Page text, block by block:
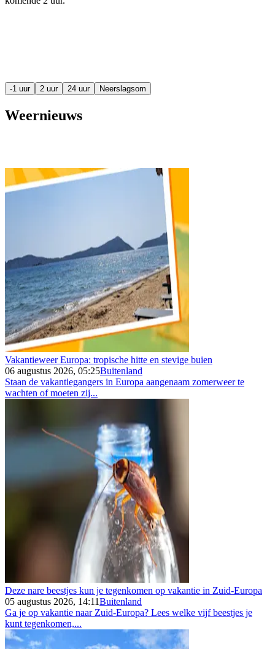
-1 uur 2 uur 24 uur Neerslagsom
Weernieuws
Vakantieweer Europa: tropische hitte en stevige buien
06 augustus 2026, 05:25Buitenland
Staan de vakantiegangers in Europa aangenaam zomerweer te
wachten of moeten zij...
Deze nare beestjes kun je tegenkomen op vakantie in Zuid-Europa
05 augustus 2026, 14:11Buitenland
Ga je op vakantie naar Zuid-Europa? Lees welke vijf beestjes je
kunt tegenkomen,...